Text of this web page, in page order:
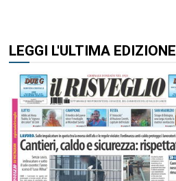
LEGGI L'ULTIMA EDIZIONE